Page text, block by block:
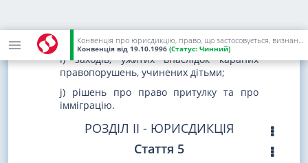
Конвенція про юрисдикцію, право, що застосовується, визнання, виконання та співробітництво щодо батьківської відповідальності та заходів захисту дітей
Конвенція від 19.10.1996 (Статус: Чинний)
h) державних заходів загального
характеру з питань освіти чи здоров'я;
i) заходів, ужитих внаслідок караних
правопорушень, учинених дітьми;
j) рішень про право притулку та про
імміграцію.
РОЗДІЛ II - ЮРИСДИКЦІЯ
Стаття 5